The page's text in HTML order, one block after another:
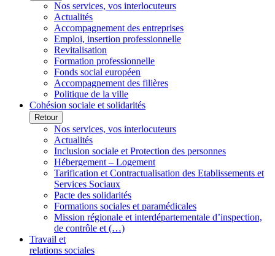
Nos services, vos interlocuteurs
Actualités
Accompagnement des entreprises
Emploi, insertion professionnelle
Revitalisation
Formation professionnelle
Fonds social européen
Accompagnement des filières
Politique de la ville
Cohésion sociale et solidarités
Retour
Nos services, vos interlocuteurs
Actualités
Inclusion sociale et Protection des personnes
Hébergement – Logement
Tarification et Contractualisation des Etablissements et
Services Sociaux
Pacte des solidarités
Formations sociales et paramédicales
Mission régionale et interdépartementale d’inspection,
de contrôle et (…)
Travail et
relations sociales